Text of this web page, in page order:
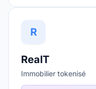
R
RealT
Immobilier tokenisé